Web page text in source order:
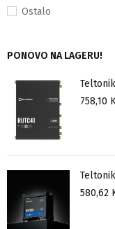
Ostalo
PONOVO NA LAGERU!
758,10
580,62